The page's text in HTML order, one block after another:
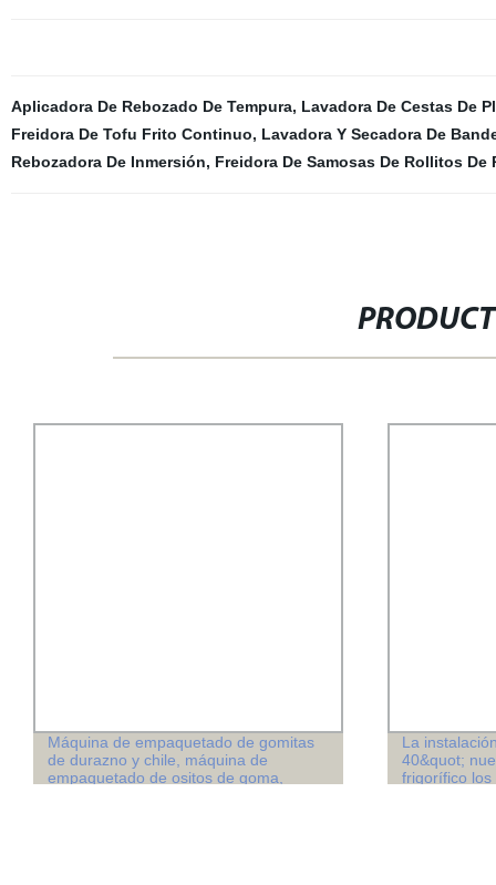
Aplicadora De Rebozado De Tempura, Lavadora De Cestas De
Freidora De Tofu Frito Continuo, Lavadora Y Secadora De
Rebozadora De Inmersión, Freidora De Samosas De Rollitos De
La instalación gratuita de 20&quot;
40&quot; nuevo o usado contenedor
frigorífico los equipos de refrigeración
El cepillo de
lavado de
procesados